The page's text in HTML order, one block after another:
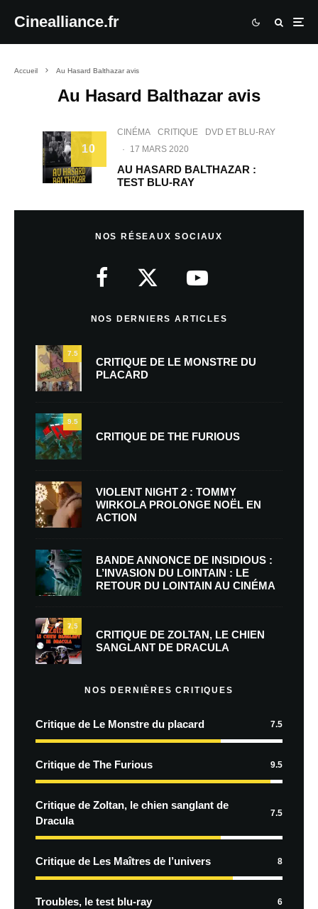
Cinealliance.fr
Accueil Au Hasard Balthazar avis
Au Hasard Balthazar avis
10
CINÉMA CRITIQUE
DVD ET BLU-RAY
·
17 MARS 2020
AU HASARD BALTHAZAR :
TEST BLU-RAY
NOS RÉSEAUX SOCIAUX
NOS DERNIERS ARTICLES
7.5
CRITIQUE DE LE MONSTRE DU
PLACARD
9.5
CRITIQUE DE THE FURIOUS
VIOLENT NIGHT 2 : TOMMY
WIRKOLA PROLONGE NOËL EN
ACTION
BANDE ANNONCE DE INSIDIOUS :
L’INVASION DU LOINTAIN : LE
RETOUR DU LOINTAIN AU CINÉMA
7.5
CRITIQUE DE ZOLTAN, LE CHIEN
SANGLANT DE DRACULA
NOS DERNIÈRES CRITIQUES
Critique de Le Monstre du placard 7.5
Critique de The Furious 9.5
Critique de Zoltan, le chien sanglant de
Dracula
7.5
Critique de Les Maîtres de l’univers 8
Troubles, le test blu-ray 6